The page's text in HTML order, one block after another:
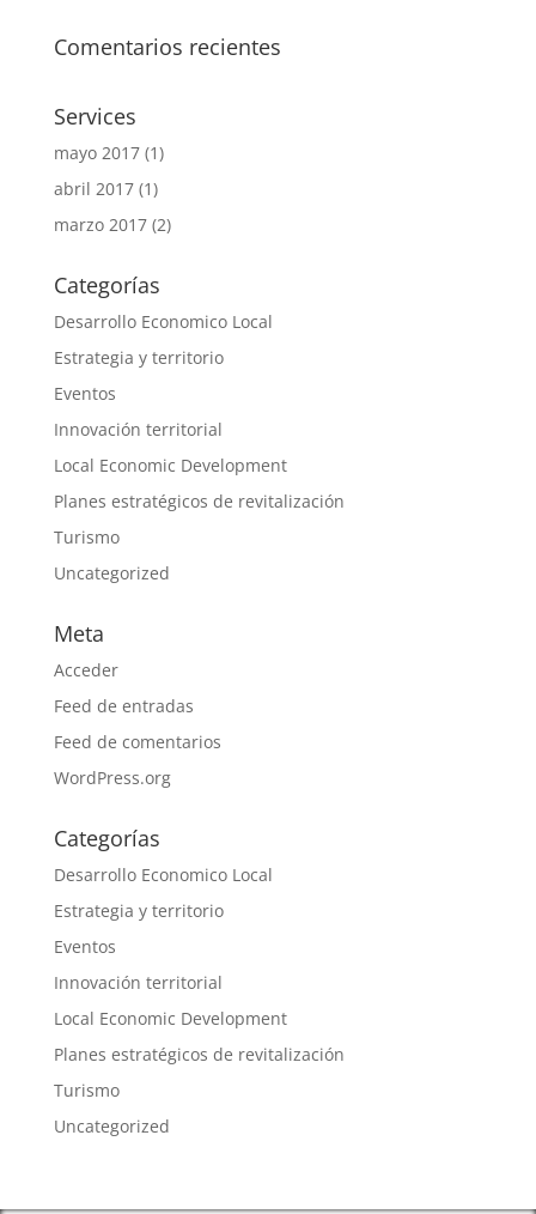
Comentarios recientes
Services
mayo 2017(1)
abril 2017(1)
marzo 2017(2)
Categorías
Desarrollo Economico Local
Estrategia y territorio
Eventos
Innovación territorial
Local Economic Development
Planes estratégicos de revitalización
Turismo
Uncategorized
Meta
Acceder
Feed de entradas
Feed de comentarios
WordPress.org
Categorías
Desarrollo Economico Local
Estrategia y territorio
Eventos
Innovación territorial
Local Economic Development
Planes estratégicos de revitalización
Turismo
Uncategorized